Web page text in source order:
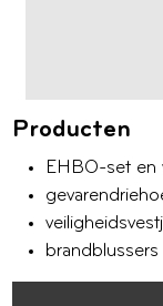
Producten
EHBO-set en
brandblussers